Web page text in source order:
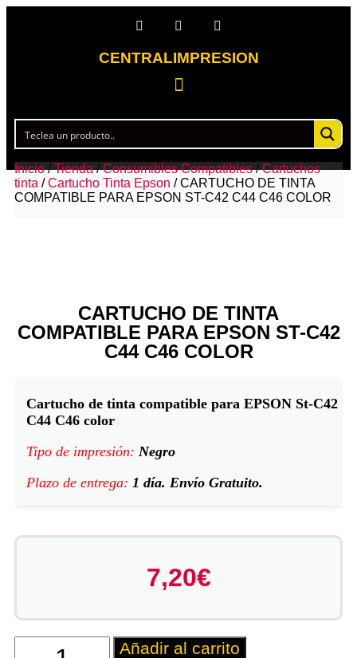
CENTRALIMPRESION
Inicio/Tienda/Consumibles Compatibles/Cartuchos
tinta /Cartucho Tinta Epson / CARTUCHO DE TINTA
COMPATIBLE PARA EPSON ST-C42 C44 C46 COLOR
CARTUCHO DE TINTA
COMPATIBLE PARA EPSON ST-C42
C44 C46 COLOR
Cartucho de tinta compatible para EPSON St-C42
C44 C46 color
Tipo de impresión: Negro
Plazo de entrega: 1 día. Envío Gratuito.
7,20€
Añadir al carrito